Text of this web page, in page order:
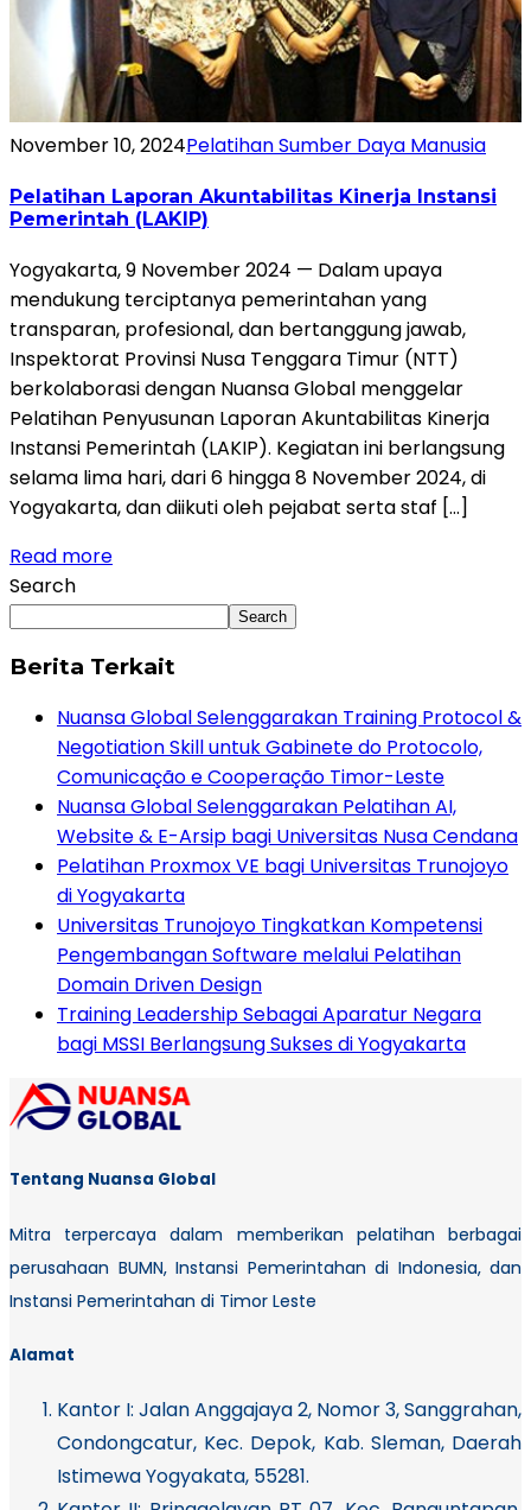
November 10, 2024Pelatihan Sumber Daya Manusia
Pelatihan Laporan Akuntabilitas Kinerja Instansi
Pemerintah (LAKIP)
Yogyakarta, 9 November 2024 — Dalam upaya
mendukung terciptanya pemerintahan yang
transparan, profesional, dan bertanggung jawab,
Inspektorat Provinsi Nusa Tenggara Timur (NTT)
berkolaborasi dengan Nuansa Global menggelar
Pelatihan Penyusunan Laporan Akuntabilitas Kinerja
Instansi Pemerintah (LAKIP). Kegiatan ini berlangsung
selama lima hari, dari 6 hingga 8 November 2024, di
Yogyakarta, dan diikuti oleh pejabat serta staf […]
Read more
Search
Search
Berita Terkait
Nuansa Global Selenggarakan Training Protocol &
Negotiation Skill untuk Gabinete do Protocolo,
Comunicação e Cooperação Timor-Leste
Nuansa Global Selenggarakan Pelatihan AI,
Website & E-Arsip bagi Universitas Nusa Cendana
Pelatihan Proxmox VE bagi Universitas Trunojoyo
di Yogyakarta
Universitas Trunojoyo Tingkatkan Kompetensi
Pengembangan Software melalui Pelatihan
Domain Driven Design
Training Leadership Sebagai Aparatur Negara
bagi MSSI Berlangsung Sukses di Yogyakarta
Tentang Nuansa Global
Mitra terpercaya dalam memberikan pelatihan berbagai
perusahaan BUMN, Instansi Pemerintahan di Indonesia, dan
Instansi Pemerintahan di Timor Leste
Alamat
Kantor I: Jalan Anggajaya 2, Nomor 3, Sanggrahan,
Condongcatur, Kec. Depok, Kab. Sleman, Daerah
Istimewa Yogyakata, 55281.